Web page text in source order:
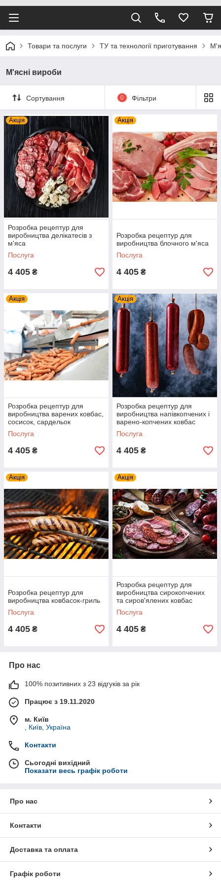
Товари та послуги ТУ та технології приготування
М'ясні вироби
Сортування 0 Фільтри
Акція
Розробка рецептур для
виробництва делікатесів з
м'яса
Послуга
4 405 ₴
Акція
Розробка рецептур для
виробництва блочного м'яса
Послуга
4 405 ₴
Акція
Розробка рецептур для
виробництва варених ковбас,
сосисок, сардельок
Послуга
4 405 ₴
Акція
Розробка рецептур для
виробництва напівкопчених і
варено-копчених ковбас
Послуга
4 405 ₴
Акція
Розробка рецептур для
виробництва ковбасок-гриль
Послуга
4 405 ₴
Акція
Розробка рецептур для
виробництва сирокопчених
та сиров'ялених ковбас
Послуга
4 405 ₴
Про нас
100% позитивних з 23 відгуків за рік
Працює з 19.11.2020
м. Київ
, Київ, Україна
Контакти
Сьогодні вихідний
Показати весь графік роботи
Про нас
Контакти
Доставка та оплата
Графік роботи